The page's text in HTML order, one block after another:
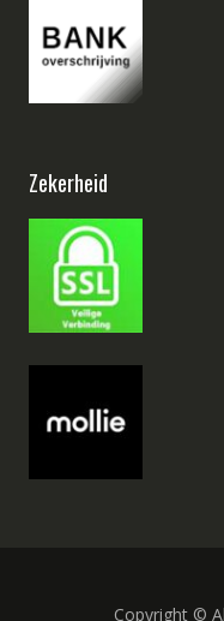
Zekerheid
Copyright ©